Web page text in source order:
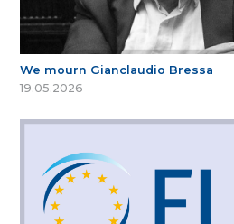
We mourn Gianclaudio Bressa
19.05.2026